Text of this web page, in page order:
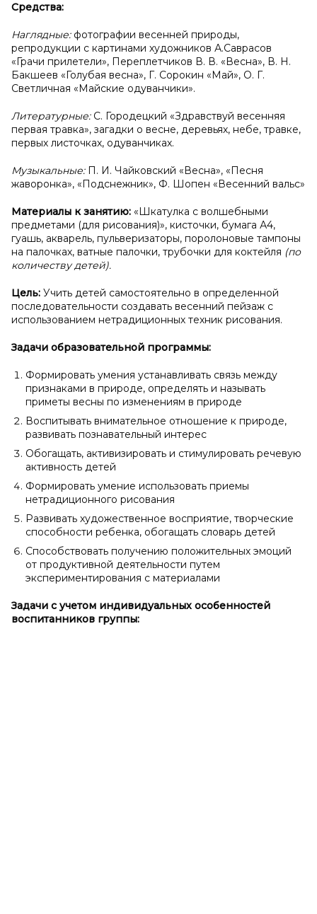
Средства:
Наглядные: фотографии весенней природы,
репродукции с картинами художников А.Саврасов
«Грачи прилетели», Переплетчиков В. В. «Весна», В. Н.
Бакшеев «Голубая весна», Г. Сорокин «Май», О. Г.
Светличная «Майские одуванчики».
Литературные: С. Городецкий «Здравствуй весенняя
первая травка», загадки о весне, деревьях, небе, травке,
первых листочках, одуванчиках.
Музыкальные: П. И. Чайковский «Весна», «Песня
жаворонка», «Подснежник», Ф. Шопен «Весенний вальс»
Материалы кзанятию: «Шкатулка с волшебными
предметами (для рисования)», кисточки, бумага А4,
гуашь, акварель, пульверизаторы, поролоновые тампоны
на палочках, ватные палочки, трубочки для коктейля (по
количеству детей).
Цель: Учить детей самостоятельно в определенной
последовательности создавать весенний пейзаж с
использованием нетрадиционных техник рисования.
Задачи образовательной программы:
Формировать умения устанавливать связь между
признаками в природе, определять и называть
приметы весны по изменениям в природе
Воспитывать внимательное отношение к природе,
развивать познавательный интерес
Обогащать, активизировать и стимулировать речевую
активность детей
Формировать умение использовать приемы
нетрадиционного рисования
Развивать художественное восприятие, творческие
способности ребенка, обогащать словарь детей
Способствовать получению положительных эмоций
от продуктивной деятельности путем
экспериментирования с материалами
Задачи сучетом индивидуальных особенностей
воспитанников группы: